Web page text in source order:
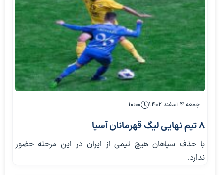
جمعه ۴ اسفند ۱۴۰۲ ۱۰:۰۰
۸ تیم نهایی لیگ قهرمانان آسیا
با حذف سپاهان هیچ تیمی از ایران در این مرحله حضور
ندارد.